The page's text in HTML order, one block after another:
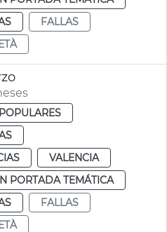
FALLAS
VALENCIA
PORTADA TEMÁTICA
FALLAS